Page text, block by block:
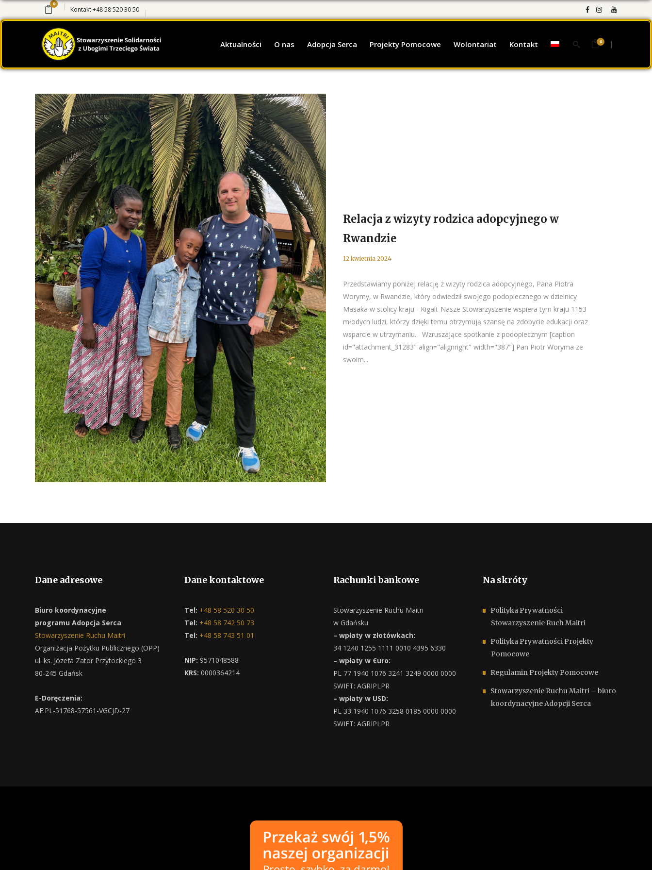
Kontakt+48 58 520 30 50
0
Aktualności O nas Adopcja Serca Projekty Pomocowe Wolontariat Kontakt 0
Relacja z wizyty rodzica adopcyjnego w
Rwandzie
12 kwietnia 2024
Przedstawiamy poniżej relację z wizyty rodzica adopcyjnego, Pana Piotra
Worymy, w Rwandzie, który odwiedził swojego podopiecznego w dzielnicy
Masaka w stolicy kraju - Kigali. Nasze Stowarzyszenie wspiera tym kraju 1153
młodych ludzi, którzy dzięki temu otrzymują szansę na zdobycie edukacji oraz
wsparcie w utrzymaniu. Wzruszające spotkanie z podopiecznym [caption
id="attachment_31283" align="alignright" width="387"] Pan Piotr Woryma ze
swoim...
Dane adresowe
Biuro koordynacyjne
programu Adopcja Serca
Stowarzyszenie Ruchu Maitri
Organizacja Pożytku Publicznego (OPP)
ul. ks. Józefa Zator Przytockiego 3
80-245 Gdańsk
E-Doręczenia:
AE:PL-51768-57561-VGCJD-27
Dane kontaktowe
Tel: +48 58 520 30 50
Tel: +48 58 742 50 73
Tel: +48 58 743 51 01
NIP: 9571048588
KRS: 0000364214
Rachunki bankowe
Stowarzyszenie Ruchu Maitri
w Gdańsku
– wpłaty w złotówkach:
34 1240 1255 1111 0010 4395 6330
– wpłaty w €uro:
PL 77 1940 1076 3241 3249 0000 0000
SWIFT: AGRIPLPR
– wpłaty w USD:
PL 33 1940 1076 3258 0185 0000 0000
SWIFT: AGRIPLPR
Na skróty
Polityka Prywatności
Stowarzyszenie Ruch Maitri
Polityka Prywatności Projekty
Pomocowe
Regulamin Projekty Pomocowe
Stowarzyszenie Ruchu Maitri – biuro
koordynacyjne Adopcji Serca